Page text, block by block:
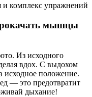
мышцы
Из исходного
вдох. С выдохом
исходное положение.
— это предотвратит
дыхание!